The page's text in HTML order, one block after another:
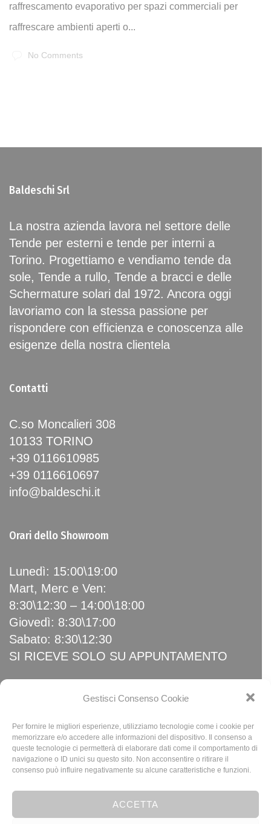
Gestisci Consenso Cookie
Per fornire le migliori esperienze, utilizziamo tecnologie come i cookie per
memorizzare e/o accedere alle informazioni del dispositivo. Il consenso a
queste tecnologie ci permetterà di elaborare dati come il comportamento di
navigazione o ID unici su questo sito. Non acconsentire o ritirare il
consenso può influire negativamente su alcune caratteristiche e funzioni.
ACCETTA
raffrescamento evaporativo per spazi commerciali per
raffrescare ambienti aperti o...
No Comments
Baldeschi Srl
La nostra azienda lavora nel settore delle
Tende per esterni e tende per interni a
Torino. Progettiamo e vendiamo tende da
sole, Tende a rullo, Tende a bracci e delle
Schermature solari dal 1972. Ancora oggi
lavoriamo con la stessa passione per
rispondere con efficienza e conoscenza alle
esigenze della nostra clientela
Contatti
C.so Moncalieri 308
10133 TORINO
+39 0116610985
+39 0116610697
info@baldeschi.it
Orari dello Showroom
Lunedì: 15:00\19:00
Mart, Merc e Ven:
8:30\12:30 – 14:00\18:00
Giovedì: 8:30\17:00
Sabato: 8:30\12:30
SI RICEVE SOLO SU APPUNTAMENTO
Home
News
Privacy Policy